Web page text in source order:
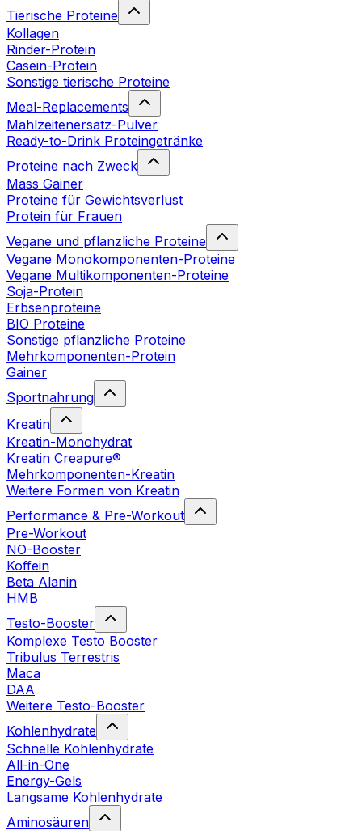
Tierische Proteine
Kollagen
Rinder-Protein
Casein-Protein
Sonstige tierische Proteine
Meal-Replacements
Mahlzeitenersatz-Pulver
Ready-to-Drink Proteingetränke
Proteine nach Zweck
Mass Gainer
Proteine für Gewichtsverlust
Protein für Frauen
Vegane und pflanzliche Proteine
Vegane Monokomponenten-Proteine
Vegane Multikomponenten-Proteine
Soja-Protein
Erbsenproteine
BIO Proteine
Sonstige pflanzliche Proteine
Mehrkomponenten-Protein
Gainer
Sportnahrung
Kreatin
Kreatin-Monohydrat
Kreatin Creapure®
Mehrkomponenten-Kreatin
Weitere Formen von Kreatin
Performance & Pre-Workout
Pre-Workout
NO-Booster
Koffein
Beta Alanin
HMB
Testo-Booster
Komplexe Testo Booster
Tribulus Terrestris
Maca
DAA
Weitere Testo-Booster
Kohlenhydrate
Schnelle Kohlenhydrate
All-in-One
Energy-Gels
Langsame Kohlenhydrate
Aminosäuren